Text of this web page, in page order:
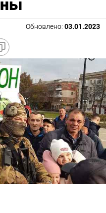
Обновлено: 03.01.2023